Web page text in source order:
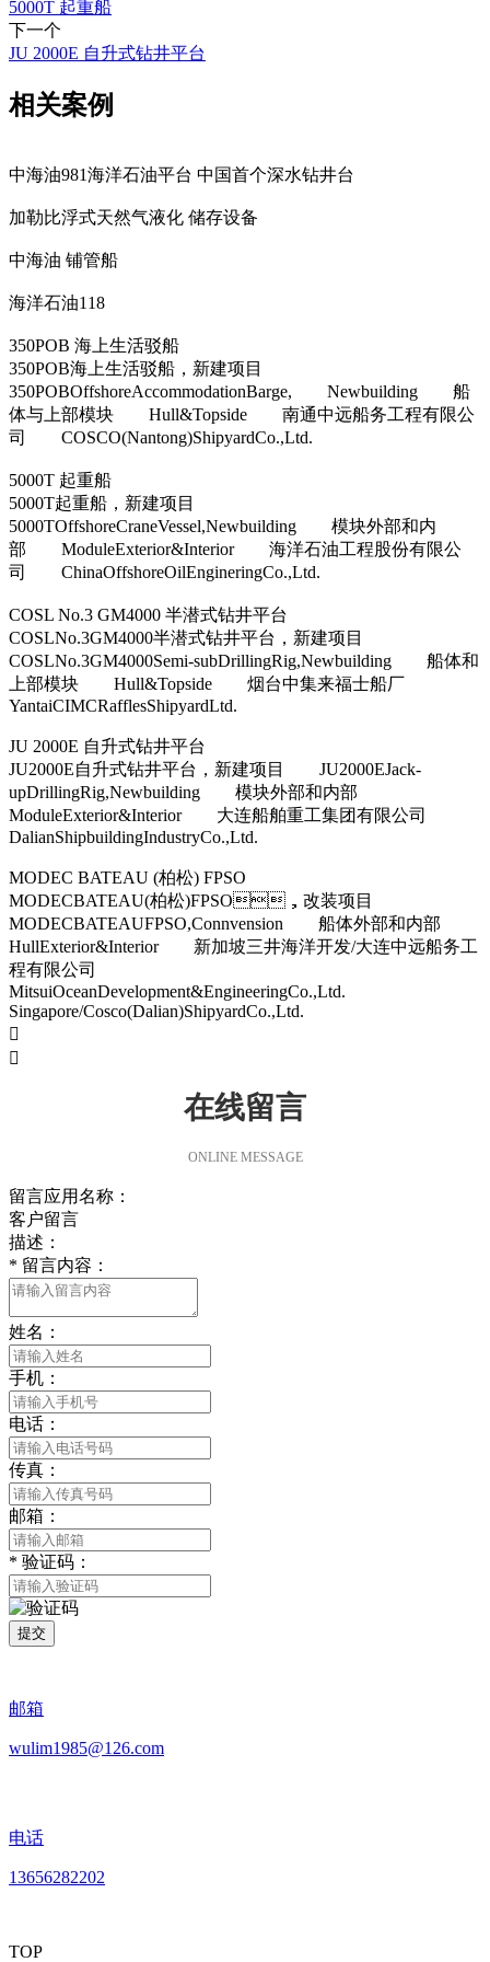
5000T 起重船
下一个
JU 2000E 自升式钻井平台
相关案例
中海油981海洋石油平台 中国首个深水钻井台
加勒比浮式天然气液化 储存设备
中海油 铺管船
海洋石油118
350POB 海上生活驳船
350POB海上生活驳船，新建项目
350POBOffshoreAccommodationBarge, Newbuilding 船
体与上部模块 Hull&Topside 南通中远船务工程有限公
司 COSCO(Nantong)ShipyardCo.,Ltd.
5000T 起重船
5000T起重船，新建项目
5000TOffshoreCraneVessel,Newbuilding 模块外部和内
部 ModuleExterior&Interior 海洋石油工程股份有限公
司 ChinaOffshoreOilEngineringCo.,Ltd.
COSL No.3 GM4000 半潜式钻井平台
COSLNo.3GM4000半潜式钻井平台，新建项目
COSLNo.3GM4000Semi-subDrillingRig,Newbuilding 船体和
上部模块 Hull&Topside 烟台中集来福士船厂
YantaiCIMCRafflesShipyardLtd.
JU 2000E 自升式钻井平台
JU2000E自升式钻井平台，新建项目 JU2000EJack-
upDrillingRig,Newbuilding 模块外部和内部
ModuleExterior&Interior 大连船舶重工集团有限公司
DalianShipbuildingIndustryCo.,Ltd.
MODEC BATEAU (柏松) FPSO
MODECBATEAU(柏松)FPSO，改装项目
MODECBATEAUFPSO,Connvension 船体外部和内部
HullExterior&Interior 新加坡三井海洋开发/大连中远船务工
程有限公司
MitsuiOceanDevelopment&EngineeringCo.,Ltd.
Singapore/Cosco(Dalian)ShipyardCo.,Ltd.


在线留言
ONLINE MESSAGE
留言应用名称：
客户留言
描述：
* 留言内容：
姓名：
手机：
电话：
传真：
邮箱：
* 验证码：
提交
邮箱
wulim1985@126.com
电话
13656282202
TOP